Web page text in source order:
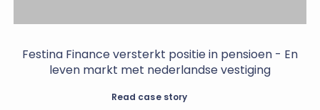
Festina Finance versterkt positie in pensioen - En
leven markt met nederlandse vestiging
Read case story